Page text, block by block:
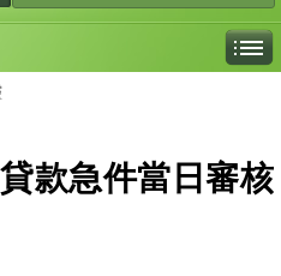
款急件當日審核